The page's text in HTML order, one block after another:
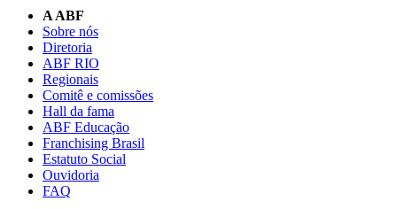
A ABF
Sobre nós
Diretoria
ABF RIO
Regionais
Comitê e comissões
Hall da fama
ABF Educação
Franchising Brasil
Estatuto Social
Ouvidoria
FAQ